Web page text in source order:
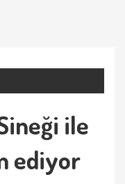
ile
ediyor